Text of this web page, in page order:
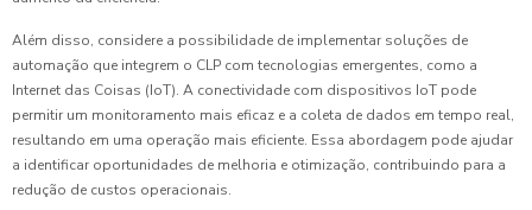
Além disso, considere a possibilidade de implementar soluções de
automação que integrem o CLP com tecnologias emergentes, como a
Internet das Coisas (IoT). A conectividade com dispositivos IoT pode
permitir um monitoramento mais eficaz e a coleta de dados em tempo real,
resultando em uma operação mais eficiente. Essa abordagem pode ajudar
a identificar oportunidades de melhoria e otimização, contribuindo para a
redução de custos operacionais.